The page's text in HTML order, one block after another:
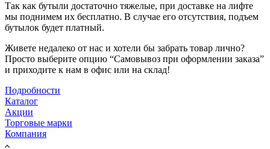
Так как бутыли достаточно тяжелые, при доставке на лифте
мы поднимем их бесплатно. В случае его отсутствия, подъем
бутылок будет платный.
Живете недалеко от нас и хотели бы забрать товар лично?
Просто выберите опцию “Самовывоз при оформлении заказа”
и приходите к нам в офис или на склад!
Подробности
Каталог
Акции
Торговые марки
Компания